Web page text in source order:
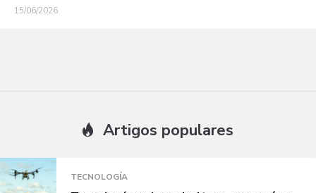
15/06/2026
Artigos populares
TECNOLOGÍA